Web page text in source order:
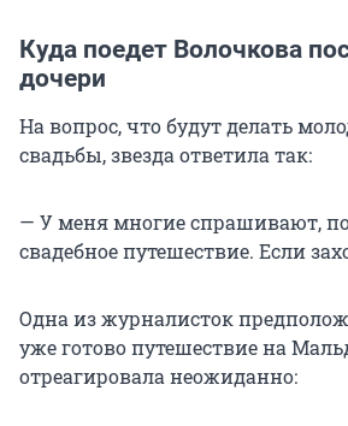
Куда поедет Волочкова
дочери
На вопрос, что будут делать
свадьбы, звезда ответила так:
— У меня многие спрашивают,
свадебное путешествие. Если
Одна из журналисток
уже готово путешествие на
отреагировала неожиданно: